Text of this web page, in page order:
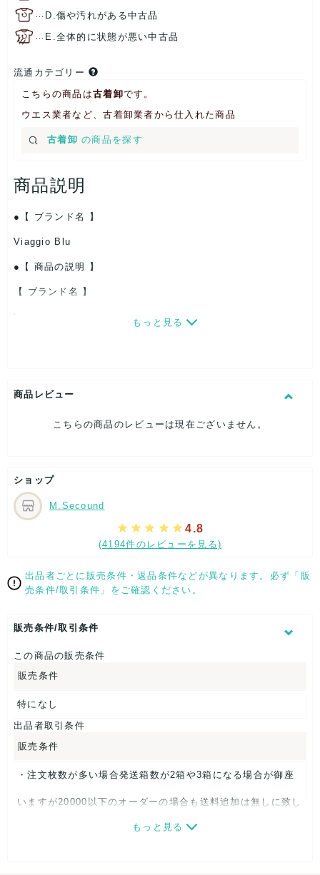
… D.傷や汚れがある中古品
… E.全体的に状態が悪い中古品
流通カテゴリー
こちらの商品は古着卸です。
ウエス業者など、古着卸業者から仕入れた商品
古着卸 の商品を探す
商品説明
【 ブランド名 】
Viaggio Blu
【 商品の説明 】
【 ブランド名 】
Viaggio Blu ノースリーブワンピース ドレス フリル サイズ1
簡易検品し写真撮影しておりますが見落としている可能性もあ
汚れ箇所のある写真がある場合は似たような汚れ箇所が複数あ
中古品ですのでご理解の上ご検討下さい。
もっと見る
商品レビュー
こちらの商品のレビューは現在ございません。
ショップ
M.Secound
4.8
(4194件のレビューを見る)
出品者ごとに販売条件・返品条件などが異なります。必ず「販
売条件/取引条件」をご確認ください。
販売条件/取引条件
この商品の販売条件
販売条件
特になし
出品者取引条件
販売条件
・注文枚数が多い場合発送箱数が2箱や3箱になる場合が御座
いますが20000以下のオーダーの場合も送料追加は無しに致し
ました。多くご注文頂く程大変お得な内容になります。
もっと見る